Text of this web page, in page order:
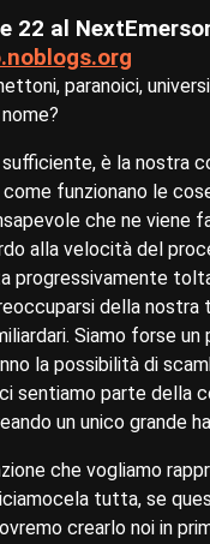
22 al
paranoici,
è la nostra
funzionano le
che ne
alla velocità del
progressivamente
della
Siamo forse
la possibilità di
sentiamo parte della
un unico grande
che vogliamo
tutta, se
crearlo noi in